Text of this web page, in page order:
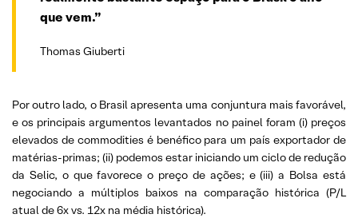
que vem.”
Thomas Giuberti
Por outro lado, o Brasil apresenta uma conjuntura mais favorável,
e os principais argumentos levantados no painel foram (i) preços
elevados de commodities é benéfico para um país exportador de
matérias-primas; (ii) podemos estar iniciando um ciclo de redução
da Selic, o que favorece o preço de ações; e (iii) a Bolsa está
negociando a múltiplos baixos na comparação histórica (P/L
atual de 6x vs. 12x na média histórica).